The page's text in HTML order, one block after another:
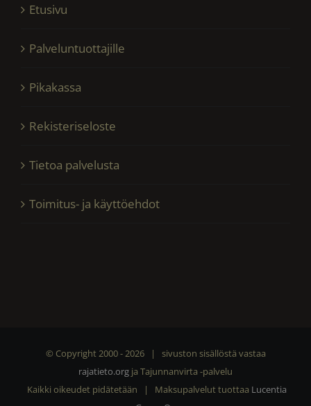
Etusivu
Palveluntuottajille
Pikakassa
Rekisteriseloste
Tietoa palvelusta
Toimitus- ja käyttöehdot
© Copyright 2000 -2026 | sivuston sisällöstä vastaa
rajatieto.org ja Tajunnanvirta -palvelu
Kaikki oikeudet pidätetään | Maksupalvelut tuottaa Lucentia